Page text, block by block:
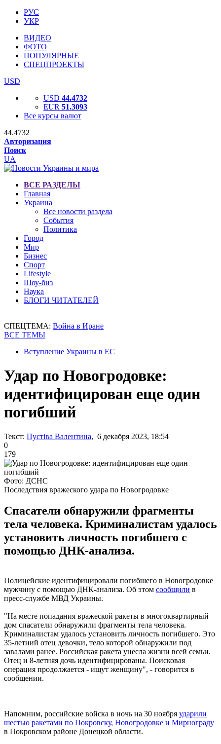
РУС
УКР
ВИДЕО
ФОТО
ПОПУЛЯРНЫЕ
СПЕЦПРОЕКТЫ
USD
USD 44.4732
EUR 51.3093
Все курсы валют
44.4732
Авторизация
Поиск
UA
ВСЕ РАЗДЕЛЫ
Главная
Украина
Все новости раздела
События
Политика
Город
Мир
Бизнес
Спорт
Lifestyle
Шоу-биз
Наука
БЛОГИ ЧИТАТЕЛЕЙ
СПЕЦТЕМА: Война в Иране
ВСЕ ТЕМЫ
Вступление Украины в ЕС
Удар по Новогродовке:
идентифицирован еще один
погибший
Текст: Пустіва Валентина, 6 декабря 2023, 18:54
0
179
Фото: ДСНС
Последствия вражеского удара по Новогродовке
Спасатели обнаружили фрагменты
тела человека. Криминалистам удалось
установить личность погибшего с
помощью ДНК-анализа.
Полицейские идентифицировали погибшего в Новогродовке
мужчину с помощью ДНК-анализа. Об этом сообщили в
пресс-службе МВД Украины.
"На месте попадания вражеской ракеты в многоквартирный
дом спасатели обнаружили фрагменты тела человека.
Криминалистам удалось установить личность погибшего. Это
35-летний отец девочки, тело которой обнаружили под
завалами ранее. Российская ракета унесла жизни всей семьи.
Отец и 8-летняя дочь идентифицированы. Поисковая
операция продолжается - ищут женщину", - говорится в
сообщении.
Напомним, российские войска в ночь на 30 ноября ударили
шестью ракетами по Покровску, Новогродовке и Мирнограду
в Покровском районе Донецкой области.